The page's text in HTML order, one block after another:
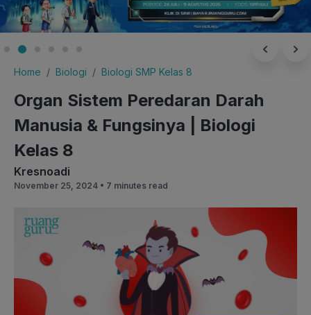
Home Biologi Biologi SMP Kelas 8
Organ Sistem Peredaran Darah
Manusia & Fungsinya | Biologi
Kelas 8
Kresnoadi
November 25, 2024 • 7 minutes read